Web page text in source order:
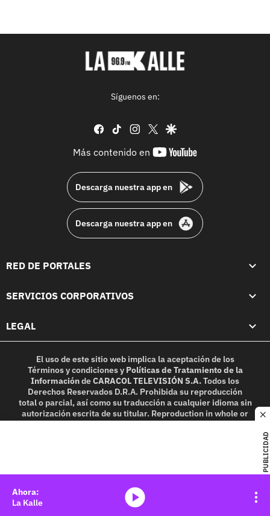
PUBLICIDAD
Síguenos en:
facebook
tiktok instagram
twittergoogle
Más contenido en
youtube-
Descarga nuestra app en
Descarga nuestra app en
RED DE PORTALES
SERVICIOS CORPORATIVOS
LEGAL
El uso de este sitio web implica la aceptación de los
Términos y condicionesy Políticas de Tratamiento de la
InformacióndeCARACOL TELEVISIÓN S.A.Todos los
Derechos Reservados D.R.A. Prohibida su reproducción
total o parcial, así como su traducción a cualquier idioma sin
autorización escrita de su titular. Reproduction in whole or
in part, or translation without written permission is
La Kalle